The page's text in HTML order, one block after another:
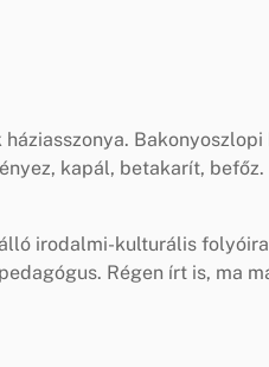
Bakonyoszlopi
kapál, betakarít, befőz.
irodalmi-kulturális
Régen írt is, ma